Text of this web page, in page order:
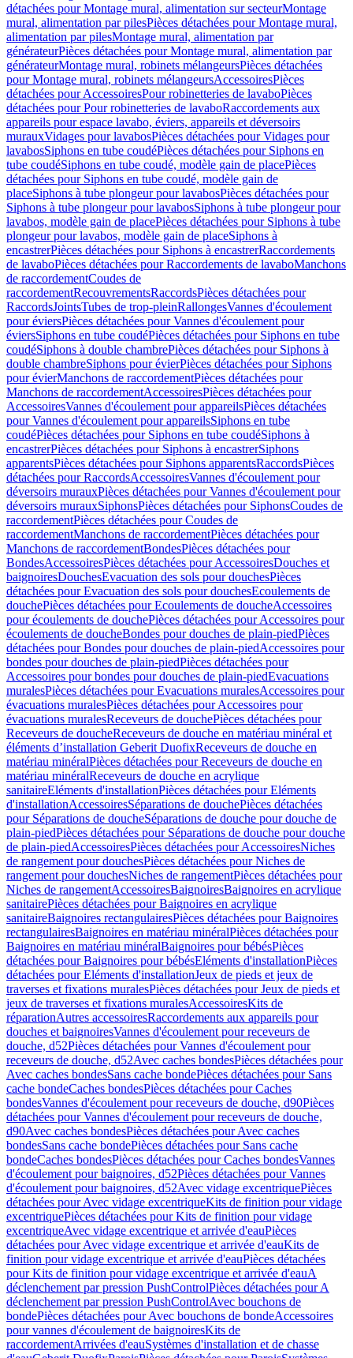
détachées pour Montage mural, alimentation sur secteurMontage
mural, alimentation par pilesPièces détachées pour Montage mural,
alimentation par pilesMontage mural, alimentation par
générateurPièces détachées pour Montage mural, alimentation par
générateurMontage mural, robinets mélangeursPièces détachées
pour Montage mural, robinets mélangeursAccessoiresPièces
détachées pour AccessoiresPour robinetteries de lavaboPièces
détachées pour Pour robinetteries de lavaboRaccordements aux
appareils pour espace lavabo, éviers, appareils et déversoirs
murauxVidages pour lavabosPièces détachées pour Vidages pour
lavabosSiphons en tube coudéPièces détachées pour Siphons en
tube coudéSiphons en tube coudé, modèle gain de placePièces
détachées pour Siphons en tube coudé, modèle gain de
placeSiphons à tube plongeur pour lavabosPièces détachées pour
Siphons à tube plongeur pour lavabosSiphons à tube plongeur pour
lavabos, modèle gain de placePièces détachées pour Siphons à tube
plongeur pour lavabos, modèle gain de placeSiphons à
encastrerPièces détachées pour Siphons à encastrerRaccordements
de lavaboPièces détachées pour Raccordements de lavaboManchons
de raccordementCoudes de
raccordementRecouvrementsRaccordsPièces détachées pour
RaccordsJointsTubes de trop-pleinRallongesVannes d'écoulement
pour éviersPièces détachées pour Vannes d'écoulement pour
éviersSiphons en tube coudéPièces détachées pour Siphons en tube
coudéSiphons à double chambrePièces détachées pour Siphons à
double chambreSiphons pour évierPièces détachées pour Siphons
pour évierManchons de raccordementPièces détachées pour
Manchons de raccordementAccessoiresPièces détachées pour
AccessoiresVannes d'écoulement pour appareilsPièces détachées
pour Vannes d'écoulement pour appareilsSiphons en tube
coudéPièces détachées pour Siphons en tube coudéSiphons à
encastrerPièces détachées pour Siphons à encastrerSiphons
apparentsPièces détachées pour Siphons apparentsRaccordsPièces
détachées pour RaccordsAccessoiresVannes d'écoulement pour
déversoirs murauxPièces détachées pour Vannes d'écoulement pour
déversoirs murauxSiphonsPièces détachées pour SiphonsCoudes de
raccordementPièces détachées pour Coudes de
raccordementManchons de raccordementPièces détachées pour
Manchons de raccordementBondesPièces détachées pour
BondesAccessoiresPièces détachées pour AccessoiresDouches et
baignoiresDouchesEvacuation des sols pour douchesPièces
détachées pour Evacuation des sols pour douchesEcoulements de
douchePièces détachées pour Ecoulements de doucheAccessoires
pour écoulements de douchePièces détachées pour Accessoires pour
écoulements de doucheBondes pour douches de plain-piedPièces
détachées pour Bondes pour douches de plain-piedAccessoires pour
bondes pour douches de plain-piedPièces détachées pour
Accessoires pour bondes pour douches de plain-piedEvacuations
muralesPièces détachées pour Evacuations muralesAccessoires pour
évacuations muralesPièces détachées pour Accessoires pour
évacuations muralesReceveurs de douchePièces détachées pour
Receveurs de doucheReceveurs de douche en matériau minéral et
éléments d’installation Geberit DuofixReceveurs de douche en
matériau minéralPièces détachées pour Receveurs de douche en
matériau minéralReceveurs de douche en acrylique
sanitaireEléments d'installationPièces détachées pour Eléments
d'installationAccessoiresSéparations de douchePièces détachées
pour Séparations de doucheSéparations de douche pour douche de
plain-piedPièces détachées pour Séparations de douche pour douche
de plain-piedAccessoiresPièces détachées pour AccessoiresNiches
de rangement pour douchesPièces détachées pour Niches de
rangement pour douchesNiches de rangementPièces détachées pour
Niches de rangementAccessoiresBaignoiresBaignoires en acrylique
sanitairePièces détachées pour Baignoires en acrylique
sanitaireBaignoires rectangulairesPièces détachées pour Baignoires
rectangulairesBaignoires en matériau minéralPièces détachées pour
Baignoires en matériau minéralBaignoires pour bébésPièces
détachées pour Baignoires pour bébésEléments d'installationPièces
détachées pour Eléments d'installationJeux de pieds et jeux de
traverses et fixations muralesPièces détachées pour Jeux de pieds et
jeux de traverses et fixations muralesAccessoiresKits de
réparationAutres accessoiresRaccordements aux appareils pour
douches et baignoiresVannes d'écoulement pour receveurs de
douche, d52Pièces détachées pour Vannes d'écoulement pour
receveurs de douche, d52Avec caches bondesPièces détachées pour
Avec caches bondesSans cache bondePièces détachées pour Sans
cache bondeCaches bondesPièces détachées pour Caches
bondesVannes d'écoulement pour receveurs de douche, d90Pièces
détachées pour Vannes d'écoulement pour receveurs de douche,
d90Avec caches bondesPièces détachées pour Avec caches
bondesSans cache bondePièces détachées pour Sans cache
bondeCaches bondesPièces détachées pour Caches bondesVannes
d'écoulement pour baignoires, d52Pièces détachées pour Vannes
d'écoulement pour baignoires, d52Avec vidage excentriquePièces
détachées pour Avec vidage excentriqueKits de finition pour vidage
excentriquePièces détachées pour Kits de finition pour vidage
excentriqueAvec vidage excentrique et arrivée d'eauPièces
détachées pour Avec vidage excentrique et arrivée d'eauKits de
finition pour vidage excentrique et arrivée d'eauPièces détachées
pour Kits de finition pour vidage excentrique et arrivée d'eauA
déclenchement par pression PushControlPièces détachées pour A
déclenchement par pression PushControlAvec bouchons de
bondePièces détachées pour Avec bouchons de bondeAccessoires
pour vannes d'écoulement de baignoiresKits de
raccordementArrivées d'eauSystèmes d'installation et de chasse